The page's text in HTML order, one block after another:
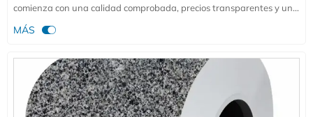
comienza con una calidad comprobada, precios transparentes y una
con menor riesgo y mejor valor a largo plazo.
MÁS 